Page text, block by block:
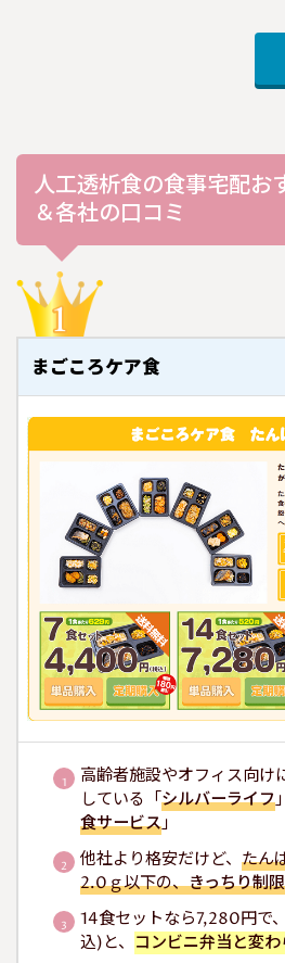
人工透析食の食事宅配お
＆各社の口コミ
まごころケア食
高齢者施設やオフィス向け
している「シルバーライフ
食サービス」
他社より格安だけど、 たん
2.0ｇ以下の、きっちり制
14食セットなら7,280円で
込)と、 コンビニ弁当と変わ